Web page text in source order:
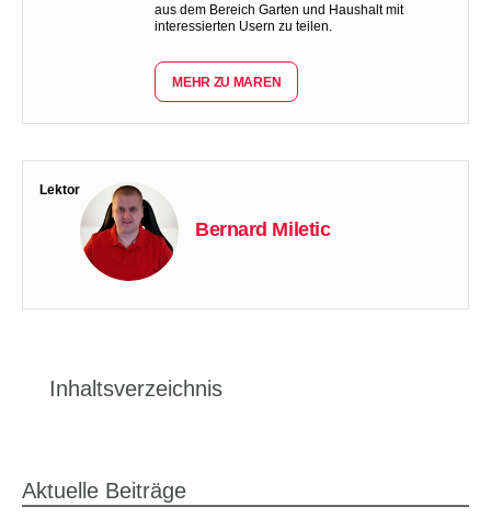
aus dem Bereich Garten und Haushalt mit
interessierten Usern zu teilen.
MEHR ZU MAREN
Lektor
Bernard Miletic
Inhaltsverzeichnis
Aktuelle Beiträge